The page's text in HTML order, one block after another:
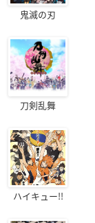
鬼滅の刃
刀剣乱舞
ハイキュー!!